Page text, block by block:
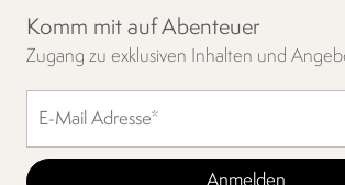
Komm mit auf Abenteuer
Zugang zu exklusiven Inhalten und